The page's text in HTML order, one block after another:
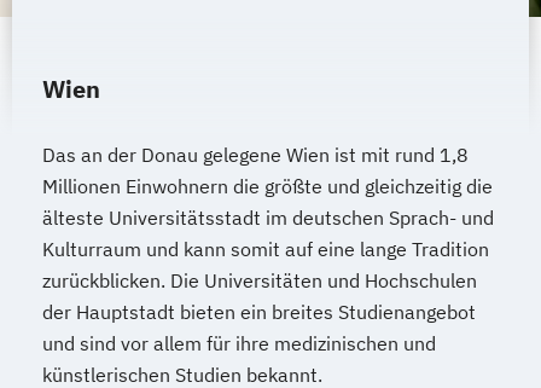
Product Management (DE/EN)
Projektmanagement (DE/EN)
Public Health
Public Management
Public Management für
Verwaltungsfachangestellte
Public Relations und Kommunikation
Pädagogik
Pädagogik
Wien
Das an der Donau gelegene Wien ist mit rund 1,8
Millionen Einwohnern die größte und gleichzeitig die
älteste Universitätsstadt im deutschen Sprach- und
Kulturraum und kann somit auf eine lange Tradition
zurückblicken. Die Universitäten und Hochschulen
der Hauptstadt bieten ein breites Studienangebot
und sind vor allem für ihre medizinischen und
künstlerischen Studien bekannt.